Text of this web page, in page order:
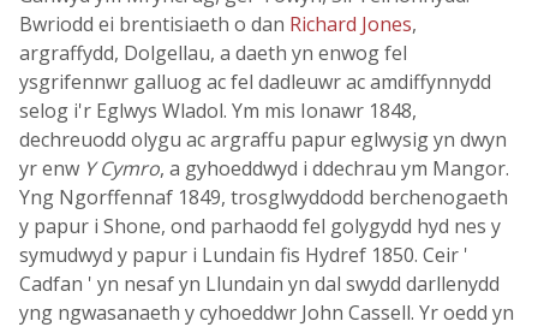
Bwriodd ei brentisiaeth o dan Richard Jones,
argraffydd, Dolgellau, a daeth yn enwog fel
ysgrifennwr galluog ac fel dadleuwr ac amdiffynnydd
selog i'r Eglwys Wladol. Ym mis Ionawr 1848,
dechreuodd olygu ac argraffu papur eglwysig yn dwyn
yr enw Y Cymro, a gyhoeddwyd i ddechrau ym Mangor.
Yng Ngorffennaf 1849, trosglwyddodd berchenogaeth
y papur i Shone, ond parhaodd fel golygydd hyd nes y
symudwyd y papur i Lundain fis Hydref 1850. Ceir '
Cadfan ' yn nesaf yn Llundain yn dal swydd darllenydd
yng ngwasanaeth y cyhoeddwr John Cassell. Yr oedd yn